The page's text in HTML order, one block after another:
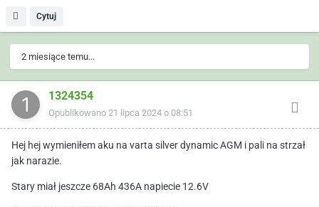
Cytuj
2 miesiące temu...
1324354
Opublikowano 21 lipca 2024 o 08:51
Hej hej wymieniłem aku na varta silver dynamic AGM i pali na strzał
jak narazie.
Stary miał jeszcze 68Ah 436A napiecie 12.6V